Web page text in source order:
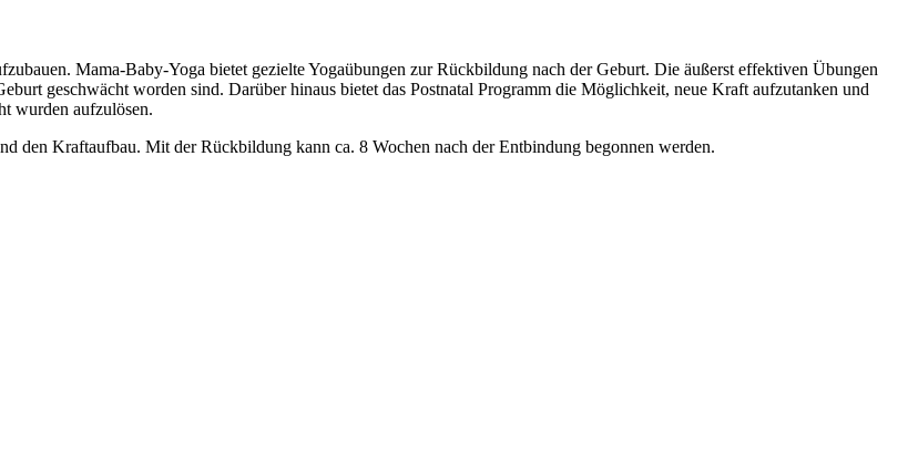
Mama-Baby-Yoga bietet gezielte Yogaübungen zur Rückbildung nach der Geburt. Die äußerst effektiven Übungen
geschwächt worden sind. Darüber hinaus bietet das Postnatal Programm die Möglichkeit, neue Kraft aufzutanken und
wurden aufzulösen.
den Kraftaufbau. Mit der Rückbildung kann ca. 8 Wochen nach der Entbindung begonnen werden.